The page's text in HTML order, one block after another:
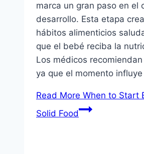
marca un gran paso en el
desarrollo. Esta etapa
hábitos alimenticios
que el bebé reciba la
Los médicos
ya que el momento
Read More When to Start
Solid Food